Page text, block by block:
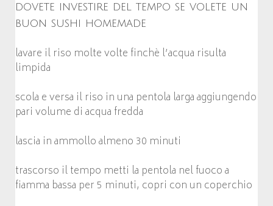
dovete investire del tempo se volete un
buon sushi homemade
lavare il riso molte volte finchè l’acqua risulta
limpida
scola e versa il riso in una pentola larga aggiungendo
pari volume di acqua fredda
lascia in ammollo almeno 30 minuti
trascorso il tempo metti la pentola nel fuoco a
fiamma bassa per 5 minuti, copri con un coperchio